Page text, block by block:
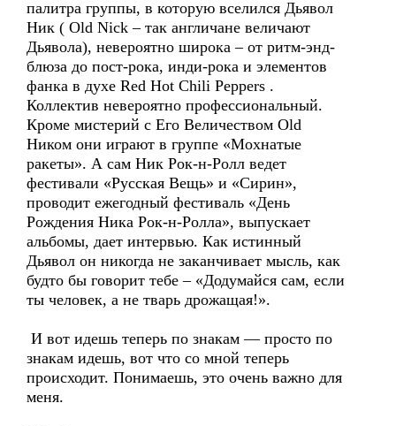
палитра группы, в которую вселился Дьявол
Ник ( Old Nick – так англичане величают
Дьявола), невероятно широка – от ритм-энд-
блюза до пост-рока, инди-рока и элементов
фанка в духе Red Hot Chili Peppers .
Коллектив невероятно профессиональный.
Кроме мистерий с Его Величеством Old
Ником они играют в группе «Мохнатые
ракеты». А сам Ник Рок-н-Ролл ведет
фестивали «Русская Вещь» и «Сирин»,
проводит ежегодный фестиваль «День
Рождения Ника Рок-н-Ролла», выпускает
альбомы, дает интервью. Как истинный
Дьявол он никогда не заканчивает мысль, как
будто бы говорит тебе – «Додумайся сам, если
ты человек, а не тварь дрожащая!».
И вот идешь теперь по знакам — просто по
знакам идешь, вот что со мной теперь
происходит. Понимаешь, это очень важно для
меня.